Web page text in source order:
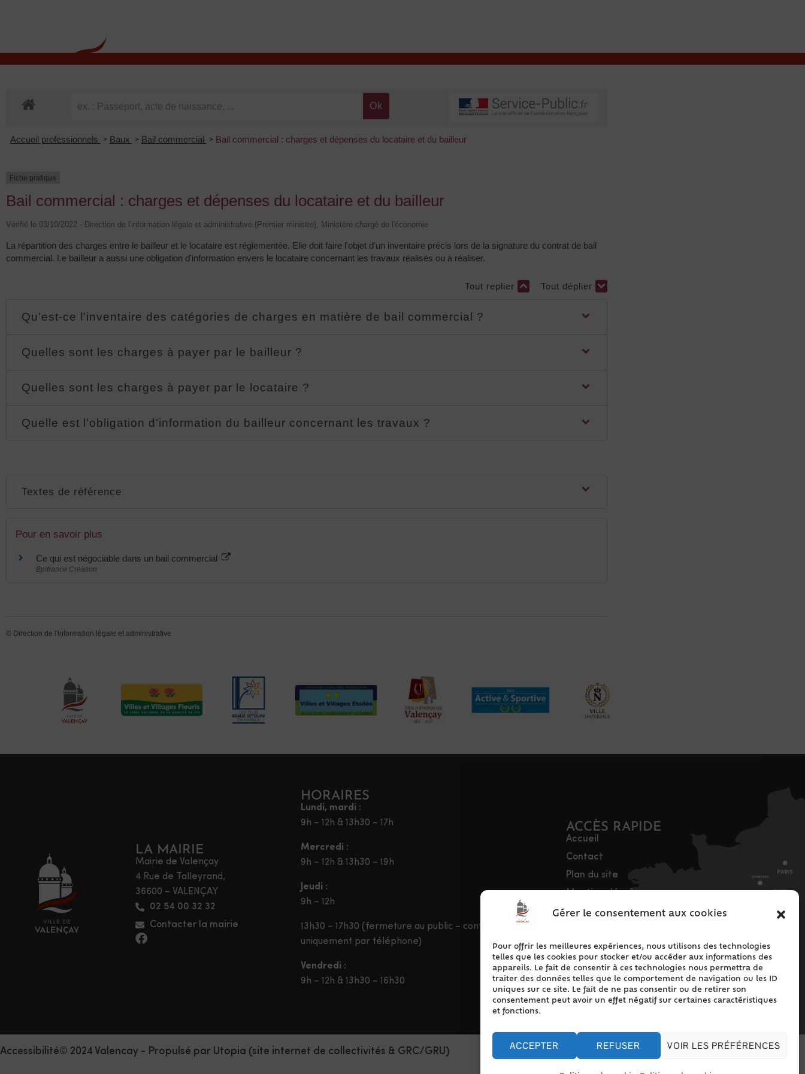
Gérer le consentement aux cookies
Pour offrir les meilleures expériences, nous utilisons des technologies
telles que les cookies pour stocker et/ou accéder aux informations des
appareils. Le fait de consentir à ces technologies nous permettra de
traiter des données telles que le comportement de navigation ou les ID
uniques sur ce site. Le fait de ne pas consentir ou de retirer son
consentement peut avoir un effet négatif sur certaines caractéristiques
et fonctions.
ACCEPTER REFUSER VOIR LES PRÉFÉRENCES
Accueil professionnels > Baux > Bail commercial > Bail commercial : charges et dépenses du locataire et du bailleur
Fiche pratique
Bail commercial : charges et dépenses du locataire et du bailleur
Vérifié le 03/10/2022 - Direction de l'information légale et administrative (Premier ministre), Ministère chargé de l'économie
La répartition des charges entre le bailleur et le locataire est réglementée. Elle doit faire l'objet d'un inventaire précis lors de la signature du contrat de bail
commercial. Le bailleur a aussi une obligation d'information envers le locataire concernant les travaux réalisés ou à réaliser.
Tout replier Tout déplier
Qu'est-ce l'inventaire des catégories de charges en matière de bail commercial ?
Quelles sont les charges à payer par le bailleur ?
Quelles sont les charges à payer par le locataire ?
Quelle est l'obligation d'information du bailleur concernant les travaux ?
Textes de référence
Pour en savoir plus
Ce qui est négociable dans un bail commercial
Bpifrance Création
© Direction de l'information légale et administrative
LA MAIRIE
Mairie de Valençay
4 Rue de Talleyrand,
36600 – VALENÇAY
02 54 00 32 32
Contacter la mairie
HORAIRES
Lundi, mardi :
9h – 12h & 13h30 – 17h
Mercredi :
9h – 12h & 13h30 – 19h
Jeudi :
9h – 12h
13h30 – 17h30 (fermeture au public – contact
uniquement par téléphone)
Vendredi :
9h – 12h & 13h30 – 16h30
ACCÈS RAPIDE
Accueil
Contact
Plan du site
Mentions légales
Traitement des
Politique de cookies
(UE)
Accessibilité© 2024 Valencay - Propulsé par Utopia (site internet de collectivités & GRC/GRU)